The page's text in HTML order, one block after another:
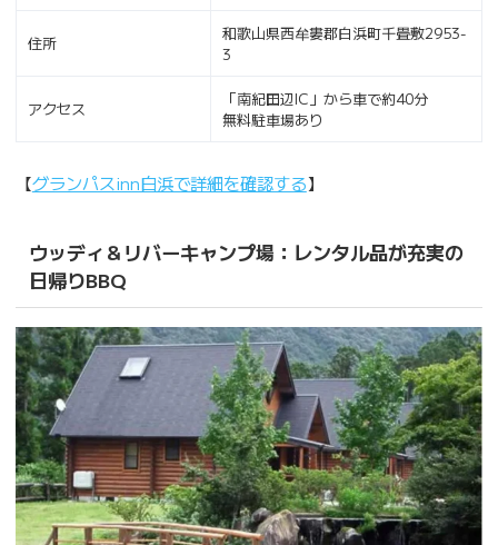
住所
和歌山県西牟婁郡白浜町千畳敷2953-
3
アクセス
「南紀田辺IC」から車で約40分
無料駐車場あり
【グランパスinn白浜で詳細を確認する】
ウッディ＆リバーキャンプ場：レンタル品が充実の
日帰りBBQ